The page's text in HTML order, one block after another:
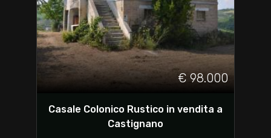
€ 98.000
Casale Colonico Rustico in vendita a
Castignano